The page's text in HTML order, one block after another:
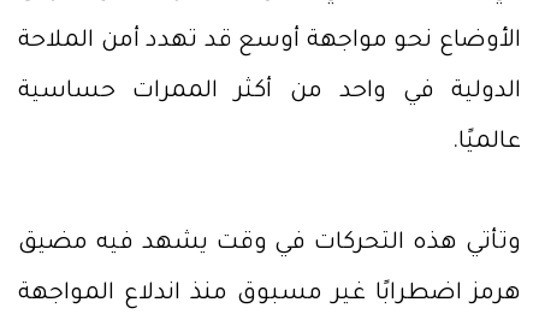
الأوضاع نحو مواجهة أوسع قد تهدد أمن الملاحة
الدولية في واحد من أكثر الممرات حساسية
عالميًا.
وتأتي هذه التحركات في وقت يشهد فيه مضيق
هرمز اضطرابًا غير مسبوق منذ اندلاع المواجهة